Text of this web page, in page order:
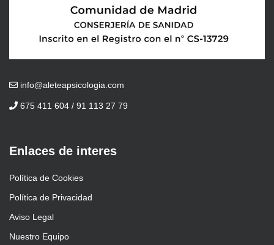
info@aleteapsicologia.com
675 411 604 / 91 113 27 79
Enlaces de interes
Política de Cookies
Política de Privacidad
Aviso Legal
Nuestro Equipo